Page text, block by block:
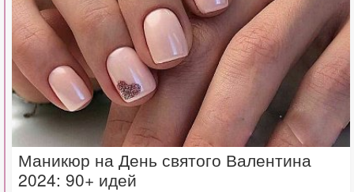
Маникюр на День святого Валентина
2024: 90+ идей